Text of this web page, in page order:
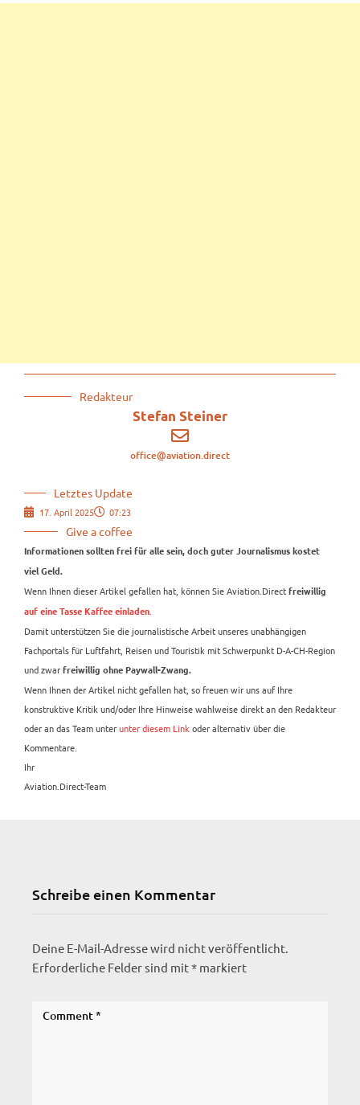
Redakteur
Stefan Steiner
office@aviation.direct
Letztes Update
17. April 2025 07:23
Give a coffee
Informationen sollten frei für alle sein, doch guter Journalismus kostet
viel Geld.
Wenn Ihnen dieser Artikel gefallen hat, können Sie Aviation.Direct freiwillig
auf eine Tasse Kaffee einladen
Damit unterstützen Sie die journalistische Arbeit unseres unabhängigen
Fachportals für Luftfahrt, Reisen und Touristik mit Schwerpunkt D-A-CH-Region
und zwar freiwillig ohne Paywall-Zwang.
Wenn Ihnen der Artikel nicht gefallen hat, so freuen wir uns auf Ihre
konstruktive Kritik und/oder Ihre Hinweise wahlweise direkt an den Redakteur
oder an das Team unterunter diesem Link oder alternativ über die
Kommentare.
Ihr
Aviation.Direct-Team
Schreibe einen Kommentar
Deine E-Mail-Adresse wird nicht veröffentlicht.
Erforderliche Felder sind mit* markiert